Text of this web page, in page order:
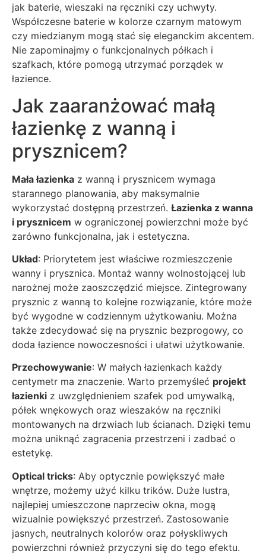
jak baterie, wieszaki na ręczniki czy uchwyty.
Współczesne baterie w kolorze czarnym matowym
czy miedzianym mogą stać się eleganckim akcentem.
Nie zapominajmy o funkcjonalnych półkach i
szafkach, które pomogą utrzymać porządek w
łazience.
Jak zaaranżować małą
łazienkę z wanną i
prysznicem?
Mała łazienka z wanną i prysznicem wymaga
starannego planowania, aby maksymalnie
wykorzystać dostępną przestrzeń. Łazienka z wanna
i prysznicem w ograniczonej powierzchni może być
zarówno funkcjonalna, jak i estetyczna.
Układ: Priorytetem jest właściwe rozmieszczenie
wanny i prysznica. Montaż wanny wolnostojącej lub
narożnej może zaoszczędzić miejsce. Zintegrowany
prysznic z wanną to kolejne rozwiązanie, które może
być wygodne w codziennym użytkowaniu. Można
także zdecydować się na prysznic bezprogowy, co
doda łazience nowoczesności i ułatwi użytkowanie.
Przechowywanie: W małych łazienkach każdy
centymetr ma znaczenie. Warto przemyśleć projekt
łazienki z uwzględnieniem szafek pod umywalką,
półek wnękowych oraz wieszaków na ręczniki
montowanych na drzwiach lub ścianach. Dzięki temu
można uniknąć zagracenia przestrzeni i zadbać o
estetykę.
Optical tricks: Aby optycznie powiększyć małe
wnętrze, możemy użyć kilku trików. Duże lustra,
najlepiej umieszczone naprzeciw okna, mogą
wizualnie powiększyć przestrzeń. Zastosowanie
jasnych, neutralnych kolorów oraz połyskliwych
powierzchni również przyczyni się do tego efektu.